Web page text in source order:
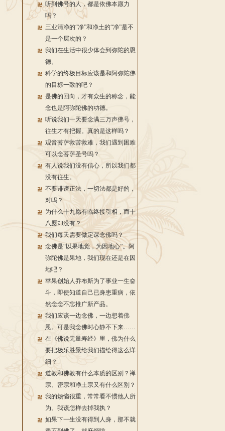
听到佛号的人，都是依佛本愿力
吗？
三业清净的“净”和净土的“净”是不
是一个层次的？
我们在生活中很少体会到弥陀的恩
德。
科学的终极目标应该是和阿弥陀佛
的目标一致的吧？
是佛的回向，才有众生的称念，能
念也是阿弥陀佛的功德。
听说我们一天要念满三万声佛号，
往生才有把握。真的是这样吗？
观音菩萨救苦救难，我们遇到困难
可以念菩萨圣号吗？
有人说我们没有信心，所以我们都
没有往生。
不要诽谤正法，一切法都是好的，
对吗？
为什么十九愿有临终接引相，而十
八愿却没有？
我们每天需要做定课念佛吗？
念佛是“以果地觉，为因地心”。阿
弥陀佛是果地，我们现在还是在因
地吧？
苹果创始人乔布斯为了事业一生奋
斗，即使知道自己已身患重病，依
然念念不忘推广新产品。
我们应该一边念佛，一边想着佛
恩。可是我念佛时心静不下来……
在《佛说无量寿经》里，佛为什么
要把极乐胜景给我们描绘得这么详
细？
道教和佛教有什么本质的区别？禅
宗、密宗和净土宗又有什么区别？
我的烦恼很重，常常看不惯他人所
为。我该怎样去掉我执？
如果下一生没有得到人身，那不就